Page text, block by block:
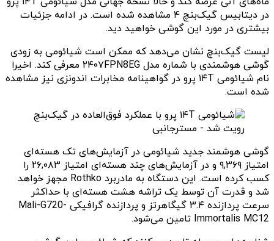
در دیتابیس گیک‌بنچ ۴ مشاهده شده است. در ادامه جزئیات
بیشتری در مورد این گوشی خواهید دید.
لیست گیک‌بنچ نشان می‌دهد که ممکن است شیائومی به زودی
گوشی هوشمندی با شماره مدل ۲۴۰۷FPN8EG معرفی کند. اخیرا
نام شیائومی ۱۴T پرو در گواهینامه مخابرات اندونزی نیز مشاهده
شده است.
گوشی هوشمند جدید شیائومی در آزمایش‌های تک‌ هسته‌ای
امتیاز ۹,۳۶۹ و در آزمایش‌های چند‌ هسته‌ای امتیاز ۲۶,۰۸۳ را
کسب کرده است. این دستگاه به مادربرد Rothko مجهز خواهد
شد و قدرت آن توسط یک تراشه هشت‌ هسته‌ای با حداکثر
سرعت پردازنده ۳.۴ گیگاهرتز و پردازنده گرافیکی Mali-G720-
Immortalis MC12 تامین می‌شود.